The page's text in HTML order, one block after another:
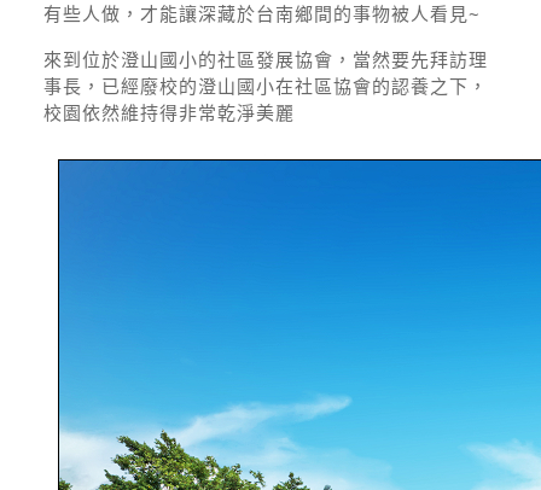
有些人做，才能讓深藏於台南鄉間的事物被人看見~
來到位於澄山國小的社區發展協會，當然要先拜訪理
事長，已經廢校的澄山國小在社區協會的認養之下，
校園依然維持得非常乾淨美麗